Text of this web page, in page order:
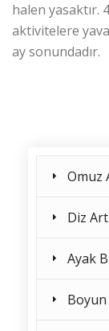
halen
aktivitelere
ay sonundadır.
Omuz
Diz
Ayak
Boyun